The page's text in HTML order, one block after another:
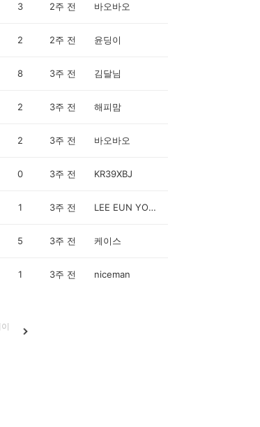
3 2주 전 바오바오
2 2주 전 윤딩이
8 3주 전 김달님
2 3주 전 해피맘
2 3주 전 바오바오
0 3주 전 KR39XBJ
1 3주 전 LEE EUN YOUNG
5 3주 전 케이스
1 3주 전 niceman